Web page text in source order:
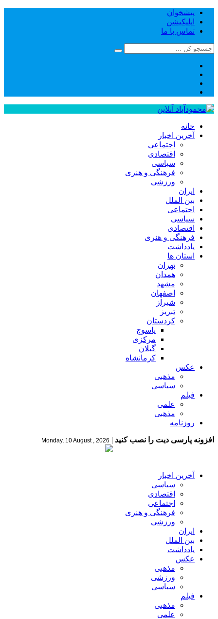
پیشخوان
اپلیکیشن
تماس با ما
خانه
آخرین اخبار
اجتماعی
اقتصادی
سیاسی
فرهنگی و هنری
ورزشی
ایران
بین الملل
اجتماعی
سیاسی
اقتصادی
فرهنگی و هنری
یادداشت
استان ها
تهران
همدان
مشهد
اصفهان
شیراز
تبریز
کردستان
یاسوج
مرکزی
گیلان
کرمانشاه
عکس
مذهبی
سیاسی
فیلم
علمی
مذهبی
روزنامه
افزونه پارسی دیت را نصب کنید |
Monday, 10 August , 2026
آخرین اخبار
سیاسی
اقتصادی
اجتماعی
فرهنگی و هنری
ورزشی
ایران
بین الملل
یادداشت
عکس
مذهبی
ورزشی
سیاسی
فیلم
مذهبی
علمی